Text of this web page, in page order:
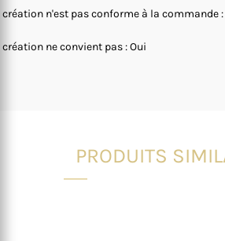
création n'est pas conforme à la commande :
création ne convient pas : Oui
PRODUITS